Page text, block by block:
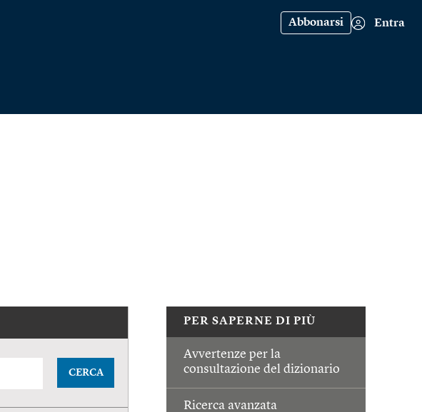
Abbonarsi Entra
PER SAPERNE DI PIÙ
Avvertenze per la
consultazione del dizionario
Ricerca avanzata
CERCA